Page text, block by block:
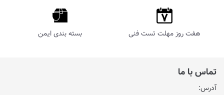
هفت روز مهلت تست فنی بسته بندی ایمن
تماس با ما
آدرس: